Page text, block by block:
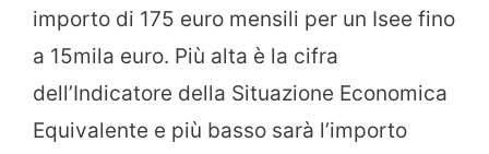
importo di 175 euro mensili per un Isee fino
a 15mila euro. Più alta è la cifra
dell’Indicatore della Situazione Economica
Equivalente e più basso sarà l’importo